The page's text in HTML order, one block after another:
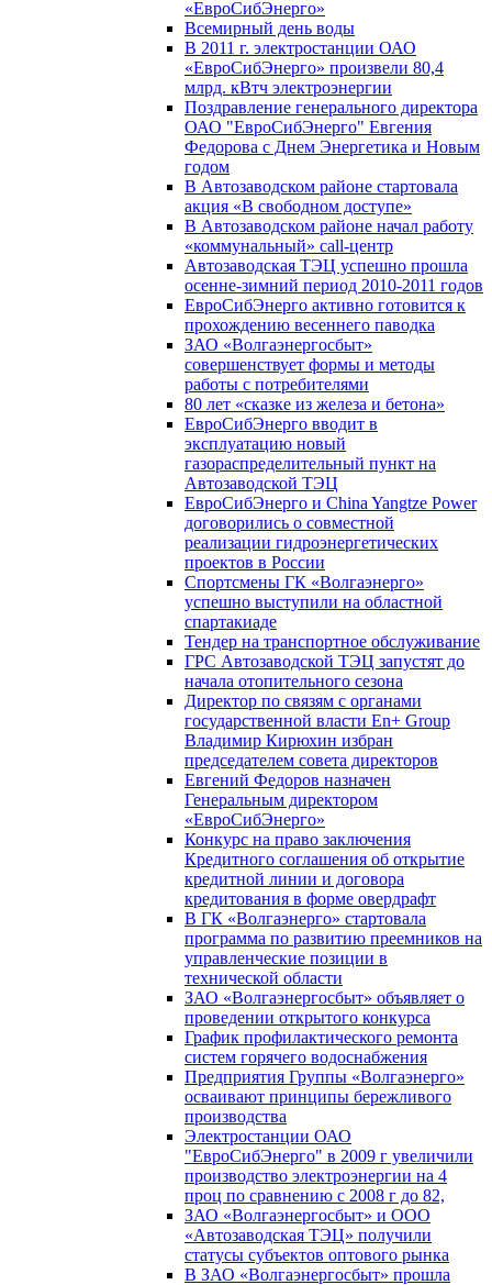
«ЕвроСибЭнерго»
Всемирный день воды
В 2011 г. электростанции ОАО
«ЕвроСибЭнерго» произвели 80,4
млрд. кВтч электроэнергии
Поздравление генерального директора
ОАО "ЕвроСибЭнерго" Евгения
Федорова с Днем Энергетика и Новым
годом
В Автозаводском районе стартовала
акция «В свободном доступе»
В Автозаводском районе начал работу
«коммунальный» call-центр
Автозаводская ТЭЦ успешно прошла
осенне-зимний период 2010-2011 годов
ЕвроСибЭнерго активно готовится к
прохождению весеннего паводка
ЗАО «Волгаэнергосбыт»
совершенствует формы и методы
работы с потребителями
80 лет «сказке из железа и бетона»
ЕвроСибЭнерго вводит в
эксплуатацию новый
газораспределительный пункт на
Автозаводской ТЭЦ
ЕвроСибЭнерго и China Yangtze Power
договорились о совместной
реализации гидроэнергетических
проектов в России
Спортсмены ГК «Волгаэнерго»
успешно выступили на областной
спартакиаде
Тендер на транспортное обслуживание
ГРС Автозаводской ТЭЦ запустят до
начала отопительного сезона
Директор по связям с органами
государственной власти En+ Group
Владимир Кирюхин избран
председателем совета директоров
Евгений Федоров назначен
Генеральным директором
«ЕвроСибЭнерго»
Конкурс на право заключения
Кредитного соглашения об открытие
кредитной линии и договора
кредитования в форме овердрафт
В ГК «Волгаэнерго» стартовала
программа по развитию преемников на
управленческие позиции в
технической области
ЗАО «Волгаэнергосбыт» объявляет о
проведении открытого конкурса
График профилактического ремонта
систем горячего водоснабжения
Предприятия Группы «Волгаэнерго»
осваивают принципы бережливого
производства
Электростанции ОАО
"ЕвроСибЭнерго" в 2009 г увеличили
производство электроэнергии на 4
проц по сравнению с 2008 г до 82,
ЗАО «Волгаэнергосбыт» и ООО
«Автозаводская ТЭЦ» получили
статусы субъектов оптового рынка
В ЗАО «Волгаэнергосбыт» прошла